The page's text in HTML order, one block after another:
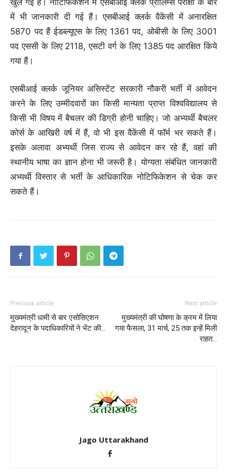
खुल गई है। नोटिफिकेशन में एसबीआई क्लर्क प्रीलिम्स परीक्षा के बारे
में भी जानकारी दी गई हैं। एसबीआई क्लर्क वैकेंसी में अनारक्षित
5870 पद हैं ईडब्ल्यूएस के लिए 1361 पद, ओबीसी के लिए 3001
पद एससी के लिए 2118, एसटी वर्ग के लिए 1385 पद आरक्षित किये
गया हैं।
एसबीआई क्लर्क जूनियर असिस्टेंट सरकारी नौकरी भर्ती में आवेदन
करने के लिए उम्मीदवारों का किसी मान्यता प्राप्त विश्वविद्यालय से
किसी भी विषय में बैचलर की डिग्री होनी चाहिए। जो अभ्यर्थी बैचलर
कोर्स के आखिरी वर्ष में हैं, वो भी इस वैकेंसी में फॉर्म भर सकते हैं।
इसके अलावा अभ्यर्थी जिस राज्य से आवेदन कर रहे हैं, वहां की
स्थानीय भाषा का ज्ञान होना भी जरूरी है। योग्यता संबंधित जानकारी
अभ्यर्थी विस्तार से भर्ती के आधिकारिक नोटिफिकेशन से चेक कर
सकते हैं।
Previous article
मुख्यमंत्री धामी से बार एसोसिएशन
देहरादून के पदाधिकारियों ने भेंट की…
Next article
मुख्यमंत्री की घोषणा के क्रम में लिया
गया फैसला, 31 मार्च, 25 तक इन्हें मिली
राहत…
Jago Uttarakhand